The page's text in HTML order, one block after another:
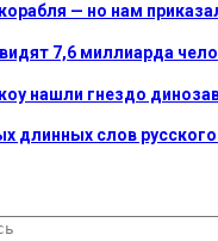
— но нам
7,6 миллиарда
нашли гнездо
длинных слов